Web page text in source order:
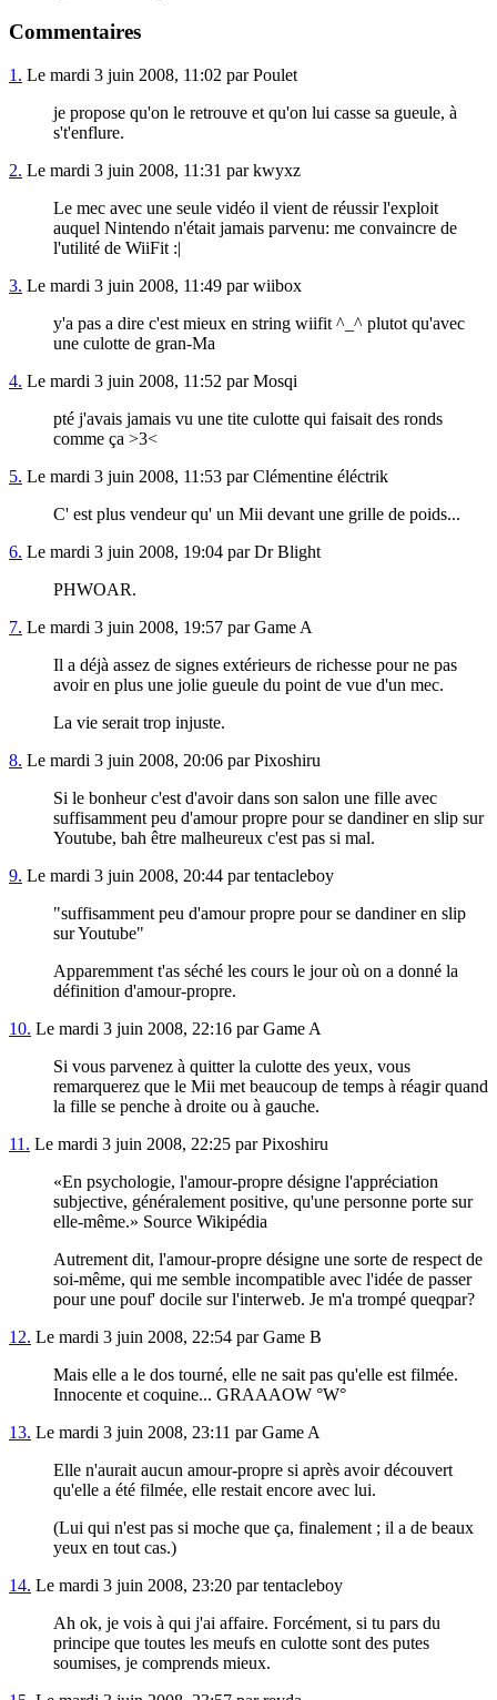
Commentaires
1. Le mardi 3 juin 2008, 11:02 par Poulet
je propose qu'on le retrouve et qu'on lui casse sa gueule, à
s't'enflure.
2. Le mardi 3 juin 2008, 11:31 par kwyxz
Le mec avec une seule vidéo il vient de réussir l'exploit
auquel Nintendo n'était jamais parvenu: me convaincre de
l'utilité de WiiFit :|
3. Le mardi 3 juin 2008, 11:49 par wiibox
y'a pas a dire c'est mieux en string wiifit ^_^ plutot qu'avec
une culotte de gran-Ma
4. Le mardi 3 juin 2008, 11:52 par Mosqi
pté j'avais jamais vu une tite culotte qui faisait des ronds
comme ça >3<
5. Le mardi 3 juin 2008, 11:53 par Clémentine éléctrik
C' est plus vendeur qu' un Mii devant une grille de poids...
6. Le mardi 3 juin 2008, 19:04 par Dr Blight
PHWOAR.
7. Le mardi 3 juin 2008, 19:57 par Game A
Il a déjà assez de signes extérieurs de richesse pour ne pas
avoir en plus une jolie gueule du point de vue d'un mec.
La vie serait trop injuste.
8. Le mardi 3 juin 2008, 20:06 par Pixoshiru
Si le bonheur c'est d'avoir dans son salon une fille avec
suffisamment peu d'amour propre pour se dandiner en slip sur
Youtube, bah être malheureux c'est pas si mal.
9. Le mardi 3 juin 2008, 20:44 par tentacleboy
"suffisamment peu d'amour propre pour se dandiner en slip
sur Youtube"
Apparemment t'as séché les cours le jour où on a donné la
définition d'amour-propre.
10. Le mardi 3 juin 2008, 22:16 par Game A
Si vous parvenez à quitter la culotte des yeux, vous
remarquerez que le Mii met beaucoup de temps à réagir quand
la fille se penche à droite ou à gauche.
11. Le mardi 3 juin 2008, 22:25 par Pixoshiru
En psychologie, l'amour-propre désigne l'appréciation
subjective, généralement positive, qu'une personne porte sur
elle-même.
Source Wikipédia
Autrement dit, l'amour-propre désigne une sorte de respect de
soi-même, qui me semble incompatible avec l'idée de passer
pour une pouf' docile sur l'interweb. Je m'a trompé queqpar?
12. Le mardi 3 juin 2008, 22:54 par Game B
Mais elle a le dos tourné, elle ne sait pas qu'elle est filmée.
Innocente et coquine... GRAAAOW °W°
13. Le mardi 3 juin 2008, 23:11 par Game A
Elle n'aurait aucun amour-propre si après avoir découvert
qu'elle a été filmée, elle restait encore avec lui.
(Lui qui n'est pas si moche que ça, finalement ; il a de beaux
yeux en tout cas.)
14. Le mardi 3 juin 2008, 23:20 par tentacleboy
Ah ok, je vois à qui j'ai affaire. Forcément, si tu pars du
principe que toutes les meufs en culotte sont des putes
soumises, je comprends mieux.